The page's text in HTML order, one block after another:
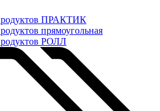
ПРАКТИК
прямоугольная
РОЛЛ